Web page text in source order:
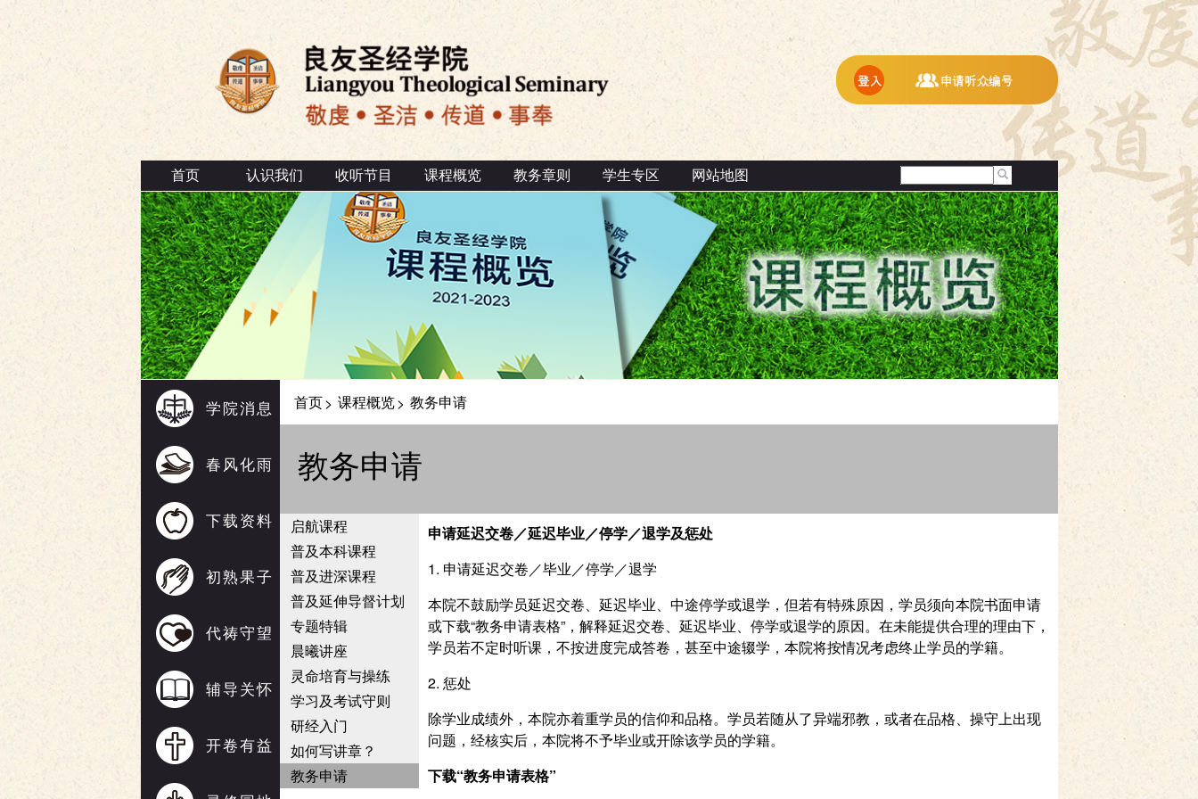
首页 认识我们 收听节目 课程概览 教务章则 学生专区 网站地图
学院消息
春风化雨
下载资料
初熟果子
代祷守望
辅导关怀
开卷有益
首页> 课程概览> 教务申请
教务申请
启航课程
普及本科课程
普及进深课程
普及延伸导督计划
专题特辑
晨曦讲座
灵命培育与操练
学习及考试守则
研经入门
如何写讲章？
教务申请
申请延迟交卷／延迟毕业／停学／退学及惩处
1. 申请延迟交卷／毕业／停学／退学
本院不鼓励学员延迟交卷、延迟毕业、中途停学或退学，但若有特殊原因，学员须向本院书面申请
或下载“教务申请表格”，解释延迟交卷、延迟毕业、停学或退学的原因。在未能提供合理的理由下，
学员若不定时听课，不按进度完成答卷，甚至中途辍学，本院将按情况考虑终止学员的学籍。
2. 惩处
除学业成绩外，本院亦着重学员的信仰和品格。学员若随从了异端邪教，或者在品格、操守上出现
问题，经核实后，本院将不予毕业或开除该学员的学籍。
下载“教务申请表格”